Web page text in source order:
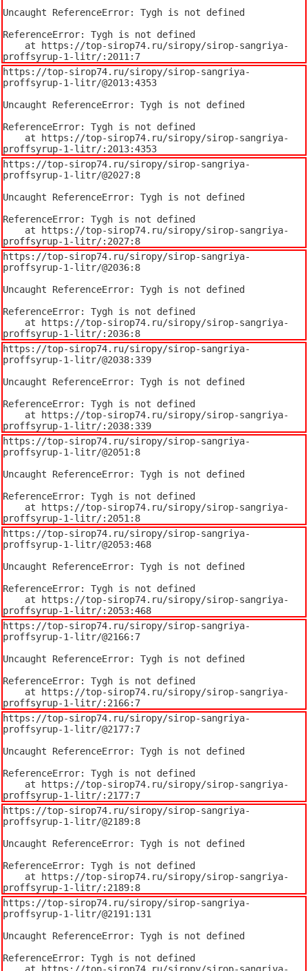
Uncaught ReferenceError: Tygh is not defined
ReferenceError: Tygh is not defined
proffsyrup-1-litr/:2011:7
https://top-sirop74.ru/siropy/sirop-sangriya-
proffsyrup-1-litr/@2013:4353
Uncaught ReferenceError: Tygh is not defined
ReferenceError: Tygh is not defined
proffsyrup-1-litr/:2013:4353
https://top-sirop74.ru/siropy/sirop-sangriya-
proffsyrup-1-litr/@2027:8
Uncaught ReferenceError: Tygh is not defined
ReferenceError: Tygh is not defined
proffsyrup-1-litr/:2027:8
https://top-sirop74.ru/siropy/sirop-sangriya-
proffsyrup-1-litr/@2036:8
Uncaught ReferenceError: Tygh is not defined
ReferenceError: Tygh is not defined
proffsyrup-1-litr/:2036:8
https://top-sirop74.ru/siropy/sirop-sangriya-
proffsyrup-1-litr/@2038:339
Uncaught ReferenceError: Tygh is not defined
ReferenceError: Tygh is not defined
proffsyrup-1-litr/:2038:339
https://top-sirop74.ru/siropy/sirop-sangriya-
proffsyrup-1-litr/@2051:8
Uncaught ReferenceError: Tygh is not defined
ReferenceError: Tygh is not defined
proffsyrup-1-litr/:2051:8
https://top-sirop74.ru/siropy/sirop-sangriya-
proffsyrup-1-litr/@2053:468
Uncaught ReferenceError: Tygh is not defined
ReferenceError: Tygh is not defined
proffsyrup-1-litr/:2053:468
https://top-sirop74.ru/siropy/sirop-sangriya-
proffsyrup-1-litr/@2166:7
Uncaught ReferenceError: Tygh is not defined
ReferenceError: Tygh is not defined
proffsyrup-1-litr/:2166:7
https://top-sirop74.ru/siropy/sirop-sangriya-
proffsyrup-1-litr/@2177:7
Uncaught ReferenceError: Tygh is not defined
ReferenceError: Tygh is not defined
proffsyrup-1-litr/:2177:7
https://top-sirop74.ru/siropy/sirop-sangriya-
proffsyrup-1-litr/@2189:8
Uncaught ReferenceError: Tygh is not defined
ReferenceError: Tygh is not defined
proffsyrup-1-litr/:2189:8
https://top-sirop74.ru/siropy/sirop-sangriya-
proffsyrup-1-litr/@2191:131
Uncaught ReferenceError: Tygh is not defined
ReferenceError: Tygh is not defined